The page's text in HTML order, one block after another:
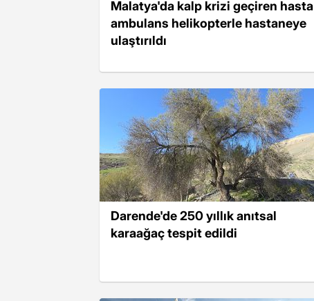
Malatya'da kalp krizi geçiren hasta
ambulans helikopterle hastaneye
ulaştırıldı
Darende'de 250 yıllık anıtsal
karaağaç tespit edildi